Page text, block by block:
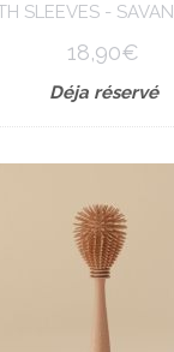
SLEEVES -
18,90€
Déja réservé